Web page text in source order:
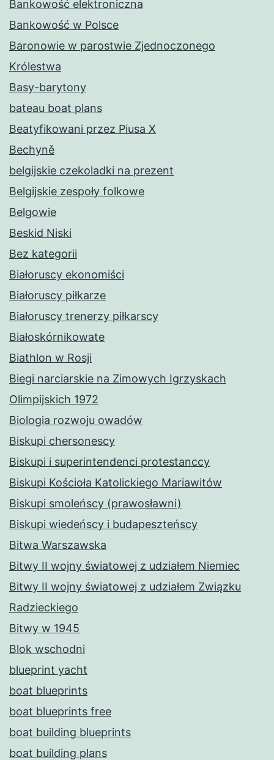
Bankowość elektroniczna
Bankowość w Polsce
Baronowie w parostwie Zjednoczonego
Królestwa
Basy-barytony
bateau boat plans
Beatyfikowani przez Piusa X
Bechyně
belgijskie czekoladki na prezent
Belgijskie zespoły folkowe
Belgowie
Beskid Niski
Bez kategorii
Białoruscy ekonomiści
Białoruscy piłkarze
Białoruscy trenerzy piłkarscy
Białoskórnikowate
Biathlon w Rosji
Biegi narciarskie na Zimowych Igrzyskach
Olimpijskich 1972
Biologia rozwoju owadów
Biskupi chersonescy
Biskupi i superintendenci protestanccy
Biskupi Kościoła Katolickiego Mariawitów
Biskupi smoleńscy (prawosławni)
Biskupi wiedeńscy i budapeszteńscy
Bitwa Warszawska
Bitwy II wojny światowej z udziałem Niemiec
Bitwy II wojny światowej z udziałem Związku
Radzieckiego
Bitwy w 1945
Blok wschodni
blueprint yacht
boat blueprints
boat blueprints free
boat building blueprints
boat building plans